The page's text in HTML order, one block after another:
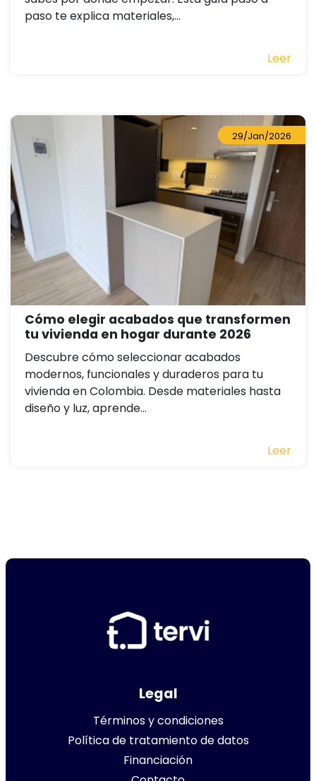
paso te explica materiales,...
Leer
29/Jan/2026
Cómo elegir acabados que transformen
tu vivienda en hogar durante 2026
Descubre cómo seleccionar acabados
modernos, funcionales y duraderos para tu
vivienda en Colombia. Desde materiales hasta
diseño y luz, aprende...
Leer
Legal
Términos y condiciones
Política de tratamiento de datos
Financiación